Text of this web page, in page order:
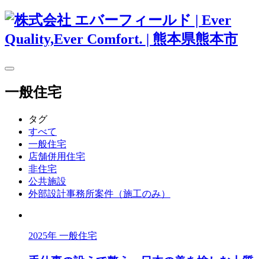
一般住宅
タグ
すべて
一般住宅
店舗併用住宅
非住宅
公共施設
外部設計事務所案件（施工のみ）
2025年 一般住宅